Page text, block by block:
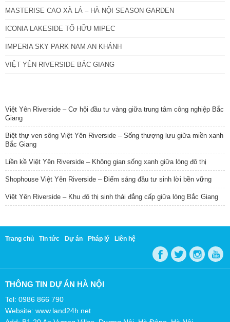
MASTERISE CAO XÀ LÁ – HÀ NỘI SEASON GARDEN
ICONIA LAKESIDE TỐ HỮU MIPEC
IMPERIA SKY PARK NAM AN KHÁNH
VIỆT YÊN RIVERSIDE BẮC GIANG
Việt Yên Riverside – Cơ hội đầu tư vàng giữa trung tâm công nghiệp Bắc
Giang
Biệt thự ven sông Việt Yên Riverside – Sống thượng lưu giữa miền xanh
Bắc Giang
Liền kề Việt Yên Riverside – Không gian sống xanh giữa lòng đô thị
Shophouse Việt Yên Riverside – Điểm sáng đầu tư sinh lời bền vững
Việt Yên Riverside – Khu đô thị sinh thái đẳng cấp giữa lòng Bắc Giang
Trang chủ Tin tức Dự án Pháp lý Liên hệ
THÔNG TIN DỰ ÁN HÀ NỘI
Tel: 0986 866 790
Website: www.land24h.net